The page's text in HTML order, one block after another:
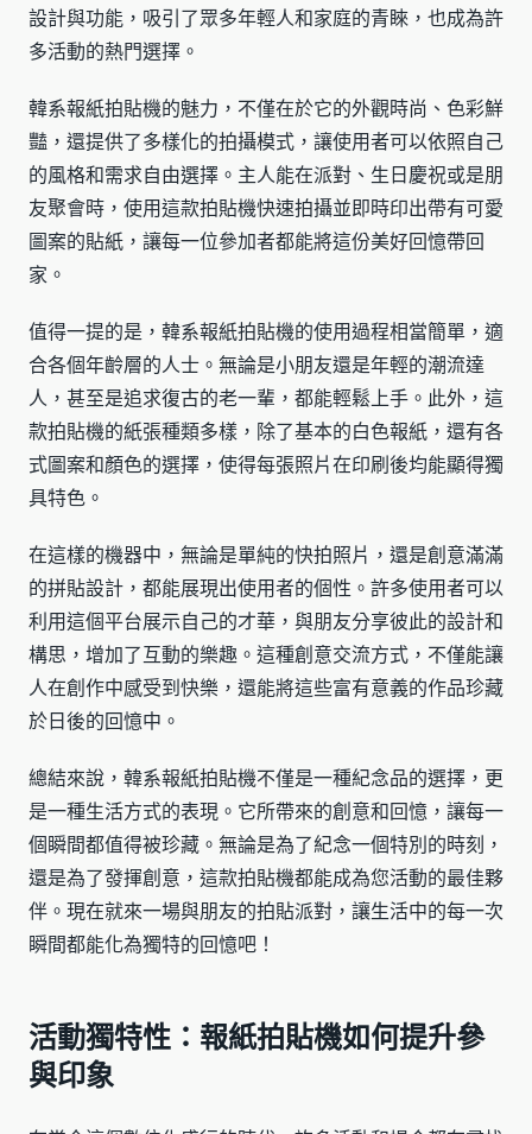
設計與功能，吸引了眾多年輕人和家庭的青睞，也成為許
多活動的熱門選擇。
韓系報紙拍貼機的魅力，不僅在於它的外觀時尚、色彩鮮
豔，還提供了多樣化的拍攝模式，讓使用者可以依照自己
的風格和需求自由選擇。主人能在派對、生日慶祝或是朋
友聚會時，使用這款拍貼機快速拍攝並即時印出帶有可愛
圖案的貼紙，讓每一位參加者都能將這份美好回憶帶回
家。
值得一提的是，韓系報紙拍貼機的使用過程相當簡單，適
合各個年齡層的人士。無論是小朋友還是年輕的潮流達
人，甚至是追求復古的老一輩，都能輕鬆上手。此外，這
款拍貼機的紙張種類多樣，除了基本的白色報紙，還有各
式圖案和顏色的選擇，使得每張照片在印刷後均能顯得獨
具特色。
在這樣的機器中，無論是單純的快拍照片，還是創意滿滿
的拼貼設計，都能展現出使用者的個性。許多使用者可以
利用這個平台展示自己的才華，與朋友分享彼此的設計和
構思，增加了互動的樂趣。這種創意交流方式，不僅能讓
人在創作中感受到快樂，還能將這些富有意義的作品珍藏
於日後的回憶中。
總結來說，韓系報紙拍貼機不僅是一種紀念品的選擇，更
是一種生活方式的表現。它所帶來的創意和回憶，讓每一
個瞬間都值得被珍藏。無論是為了紀念一個特別的時刻，
還是為了發揮創意，這款拍貼機都能成為您活動的最佳夥
伴。現在就來一場與朋友的拍貼派對，讓生活中的每一次
瞬間都能化為獨特的回憶吧！
活動獨特性：報紙拍貼機如何提升參
與印象